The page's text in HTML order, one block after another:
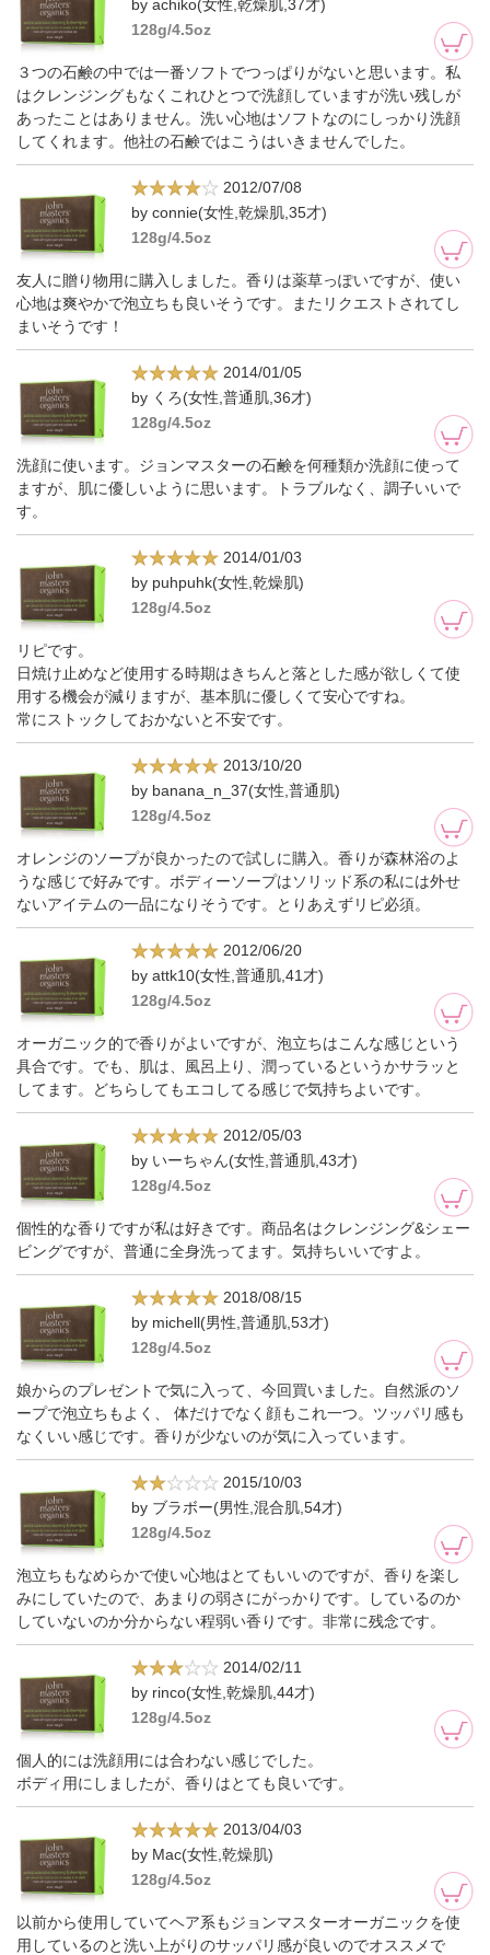
by achiko(女性,乾燥肌,37才)
128g/4.5oz
３つの石鹸の中では一番ソフトでつっぱりがないと思います。私
はクレンジングもなくこれひとつで洗顔していますが洗い残しが
あったことはありません。洗い心地はソフトなのにしっかり洗顔
してくれます。他社の石鹸ではこうはいきませんでした。
2012/07/08
by connie(女性,乾燥肌,35才)
128g/4.5oz
友人に贈り物用に購入しました。香りは薬草っぽいですが、使い
心地は爽やかで泡立ちも良いそうです。またリクエストされてし
まいそうです！
2014/01/05
by くろ(女性,普通肌,36才)
128g/4.5oz
洗顔に使います。ジョンマスターの石鹸を何種類か洗顔に使って
ますが、肌に優しいように思います。トラブルなく、調子いいで
す。
2014/01/03
by puhpuhk(女性,乾燥肌)
128g/4.5oz
リピです。
日焼け止めなど使用する時期はきちんと落とした感が欲しくて使
用する機会が減りますが、基本肌に優しくて安心ですね。
常にストックしておかないと不安です。
2013/10/20
by banana_n_37(女性,普通肌)
128g/4.5oz
オレンジのソープが良かったので試しに購入。香りが森林浴のよ
うな感じで好みです。ボディーソープはソリッド系の私には外せ
ないアイテムの一品になりそうです。とりあえずリピ必須。
2012/06/20
by attk10(女性,普通肌,41才)
128g/4.5oz
オーガニック的で香りがよいですが、泡立ちはこんな感じという
具合です。でも、肌は、風呂上り、潤っているというかサラッと
してます。どちらしてもエコしてる感じで気持ちよいです。
2012/05/03
by いーちゃん(女性,普通肌,43才)
128g/4.5oz
個性的な香りですが私は好きです。商品名はクレンジング&シェー
ビングですが、普通に全身洗ってます。気持ちいいですよ。
2018/08/15
by michell(男性,普通肌,53才)
128g/4.5oz
娘からのプレゼントで気に入って、今回買いました。自然派のソ
ープで泡立ちもよく、 体だけでなく顔もこれ一つ。ツッパリ感も
なくいい感じです。香りが少ないのが気に入っています。
2015/10/03
by ブラボー(男性,混合肌,54才)
128g/4.5oz
泡立ちもなめらかで使い心地はとてもいいのですが、香りを楽し
みにしていたので、あまりの弱さにがっかりです。しているのか
していないのか分からない程弱い香りです。非常に残念です。
2014/02/11
by rinco(女性,乾燥肌,44才)
128g/4.5oz
個人的には洗顔用には合わない感じでした。
ボディ用にしましたが、香りはとても良いです。
2013/04/03
by Mac(女性,乾燥肌)
128g/4.5oz
以前から使用していてヘア系もジョンマスターオーガニックを使
用しているのと洗い上がりのサッパリ感が良いのでオススメで